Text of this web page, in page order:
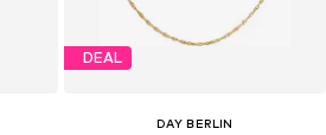
DEAL
DAY BERLIN